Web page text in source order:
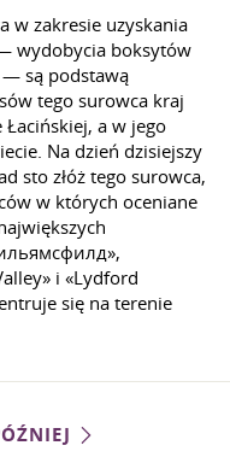
w zakresie uzyskania
wydobycia boksytów
są podstawą
tego surowca kraj
a w jego
Na dzień dzisiejszy
sto złóż tego surowca,
w których oceniane
i «Lydford
się na terenie